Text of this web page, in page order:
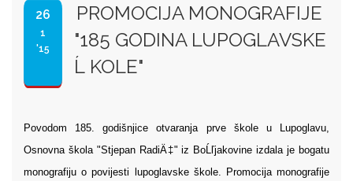
26
1
'15
PROMOCIJA MONOGRAFIJE
"185 GODINA LUPOGLAVSKE
Ĺ KOLE"
Povodom 185. godišnjice otvaranja prve škole u Lupoglavu,
Osnovna škola "Stjepan RadiÄ‡" iz BoĹľjakovine izdala je bogatu
monografiju o povijesti lupoglavske škole. Promocija monografije